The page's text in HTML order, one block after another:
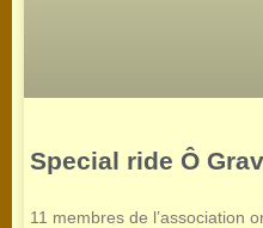
Special ride Ô
11 membres de l’association